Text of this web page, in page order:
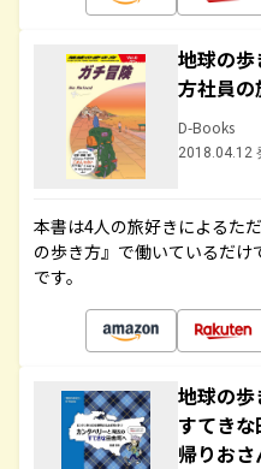
地球の歩
方社員
D-Books
2018.04.12
本書は4人の旅好きによるた
の歩き方』で働いているだ
です。
地球の
すてき
帰りお